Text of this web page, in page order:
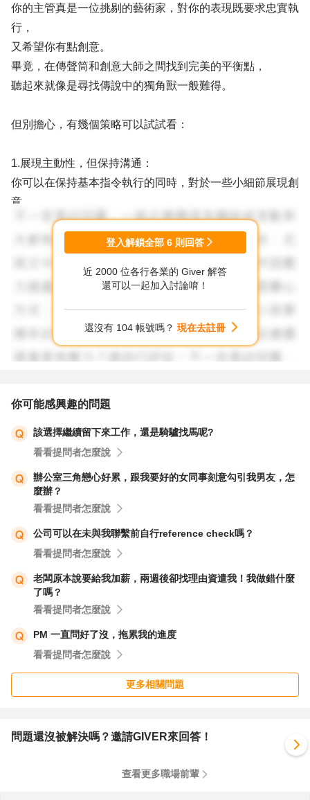
你的主管真是一位挑剔的藝術家，對你的表現既要求忠實執
行，
又希望你有點創意。
畢竟，在傳聲筒和創意大師之間找到完美的平衡點，
聽起來就像是尋找傳說中的獨角獸一般難得。
但別擔心，有幾個策略可以試試看：
1.展現主動性，但保持溝通：
你可以在保持基本指令執行的同時，對於一些小細節展現創
意。
當然，做這些改變前，記得和你的主管溝通，畢竟你不想讓
他覺得你在「自作主張」。
2.建立信任關係：
比如，你可以定期向他報告你的工作進展，並尋求他對於你
的想法的反饋。
利用閒暇時間幫助同事，可以讓你學到新技能，也能讓你獲
得更多工作上的靈感。
當然，如果你覺得這個環境實在太壓抑，也可以考慮尋找新
的工作機會。
有時候，更換一個更適合你的環境，可能會讓你的職業生涯
更上一層樓。
只是記得，下一份工作也不一定就是康莊大道，
但至少你已經有了從這次經驗中學到的寶貴教訓。加油！
登入解鎖全部 6 則回答
近 2000 位各行各業的 Giver 解答
還可以一起加入討論唷！
還沒有 104 帳號嗎？ 現在去註冊
你可能感興趣的問題
該選擇繼續留下來工作，還是騎驢找馬呢?
看看提問者怎麼說
辦公室三角戀心好累，跟我要好的女同事刻意勾引我男友，怎
麼辦？
看看提問者怎麼說
公司可以在未與我聯繫前自行reference check嗎？
看看提問者怎麼說
老闆原本說要給我加薪，兩週後卻找理由資遣我！我做錯什麼
了嗎？
看看提問者怎麼說
PM 一直問好了沒，拖累我的進度
看看提問者怎麼說
更多相關問題
問題還沒被解決嗎？邀請GIVER來回答！
查看更多職場前輩